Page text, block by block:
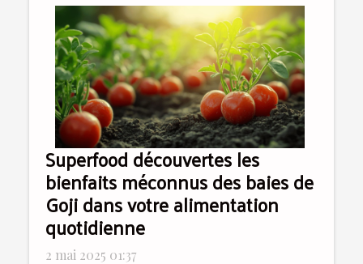
Superfood découvertes les
bienfaits méconnus des baies de
Goji dans votre alimentation
quotidienne
2 mai 2025 01:37